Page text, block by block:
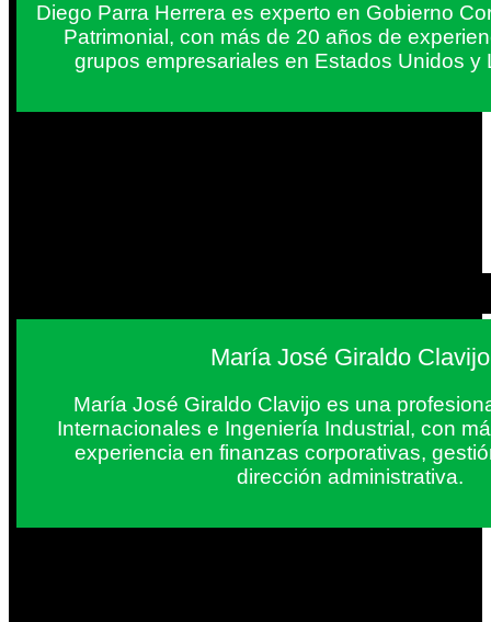
Diego Parra Herrera es experto en Gobierno
Patrimonial, con más de 20 años de
grupos empresariales en Estados Unidos y
María José Giraldo Clavijo
María José Giraldo Clavijo es una
Internacionales e Ingeniería Industrial, con
experiencia en finanzas corporativas,
dirección administrativa.